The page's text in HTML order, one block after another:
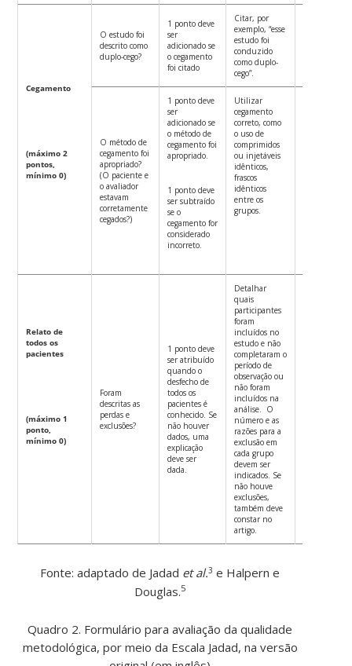
Cegamento
(máximo 2
pontos,
mínimo 0)
O estudo foi
descrito como
duplo-cego?
1 ponto deve
ser
adicionado se
o cegamento
foi citado
Citar, por
exemplo, “esse
estudo foi
conduzido
como duplo-
cego”.
O método de
cegamento foi
apropriado?
(O paciente e
o avaliador
estavam
corretamente
cegados?)
1 ponto deve
ser
adicionado se
o método de
cegamento foi
apropriado.
1 ponto deve
ser subtraído
se o
cegamento for
considerado
incorreto.
Utilizar
cegamento
correto, como
o uso de
comprimidos
ou injetáveis ​​
idênticos,
frascos
idênticos
entre os
grupos.
Relato de
todos os
pacientes
(máximo 1
ponto,
mínimo 0)
Foram
descritas as
perdas e
exclusões?
1 ponto deve
ser atribuído
quando o
desfecho de
todos os
pacientes é
conhecido. Se
não houver
dados, uma
explicação
deve ser
dada.
Detalhar
quais
participantes
foram
incluídos no
estudo e não
completaram o
período de
observação ou
não foram
incluídos na
análise. O
número e as
razões para a
exclusão em
cada grupo
devem ser
indicados. Se
não houve
exclusões,
também deve
constar no
artigo.
Fonte: adaptado de Jadad et al.3 e Halpern e
Douglas.5
Quadro 2. Formulário para avaliação da qualidade
metodológica, por meio da Escala Jadad, na versão